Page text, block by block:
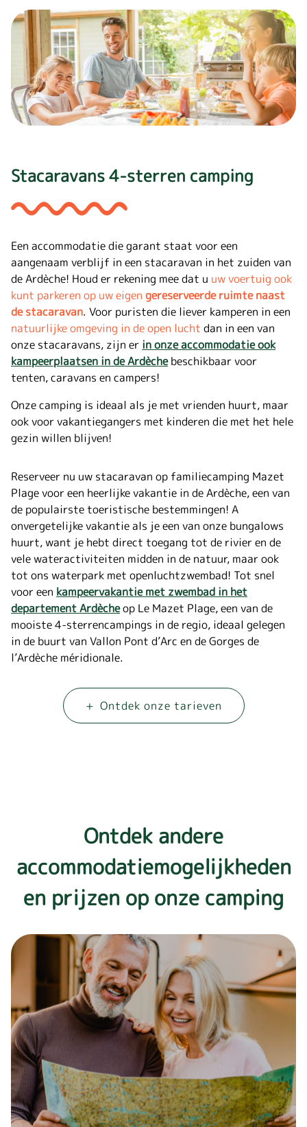
Stacaravans 4-sterren camping
Een accommodatie die garant staat voor een
aangenaam verblijf in een stacaravan in het zuiden van
de Ardèche! Houd er rekening mee dat u uw voertuig ook
kunt parkeren op uw eigen gereserveerde ruimte naast
de stacaravan. Voor puristen die liever kamperen in een
natuurlijke omgeving in de open lucht dan in een van
onze stacaravans, zijn er in onze accommodatie ook
kampeerplaatsen in de Ardèchebeschikbaar voor
tenten, caravans en campers!
Onze camping is ideaal als je met vrienden huurt, maar
ook voor vakantiegangers met kinderen die met het hele
gezin willen blijven!
Reserveer nu uw stacaravan op familiecamping Mazet
Plage voor een heerlijke vakantie in de Ardèche, een van
de populairste toeristische bestemmingen! A
onvergetelijke vakantieals je een van onze bungalows
huurt, want je hebt direct toegang tot de rivier en de
vele wateractiviteiten midden in de natuur, maar ook
tot ons waterpark met openluchtzwembad! Tot snel
voor een kampeervakantie met zwembad in het
departement Ardècheop Le Mazet Plage, een van de
mooiste 4-sterrencampings in de regio, ideaal gelegen
in de buurt van Vallon Pont d’Arc en de Gorges de
l’Ardèche méridionale.
+ Ontdek onze tarieven
Ontdek andere
accommodatiemogelijkheden
en prijzen op onze camping